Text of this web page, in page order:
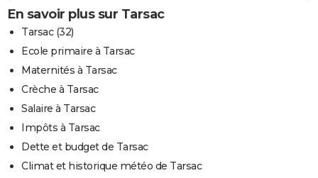
En savoir plus sur Tarsac
Tarsac (32)
Ecole primaire à Tarsac
Maternités à Tarsac
Crèche à Tarsac
Salaire à Tarsac
Impôts à Tarsac
Dette et budget de Tarsac
Climat et historique météo de Tarsac